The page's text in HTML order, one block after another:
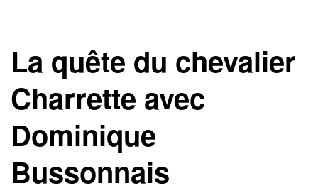
La quête du chevalier
Charrette avec
Dominique
Bussonnais